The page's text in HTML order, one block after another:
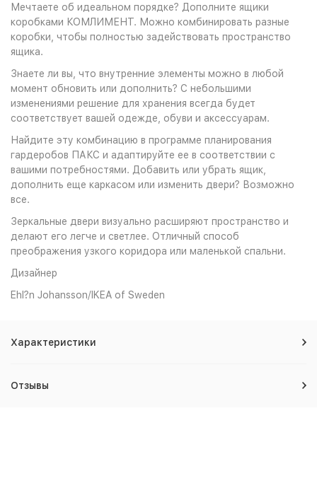
Мечтаете об идеальном порядке? Дополните ящики
коробками КОМЛИМЕНТ. Можно комбинировать разные
коробки, чтобы полностью задействовать пространство
ящика.
Знаете ли вы, что внутренние элементы можно в любой
момент обновить или дополнить? С небольшими
изменениями решение для хранения всегда будет
соответствует вашей одежде, обуви и аксессуарам.
Найдите эту комбинацию в программе планирования
гардеробов ПАКС и адаптируйте ее в соответствии с
вашими потребностями. Добавить или убрать ящик,
дополнить еще каркасом или изменить двери? Возможно
все.
Зеркальные двери визуально расширяют пространство и
делают его легче и светлее. Отличный способ
преображения узкого коридора или маленькой спальни.
Дизайнер
Ehl?n Johansson/IKEA of Sweden
Характеристики
Отзывы